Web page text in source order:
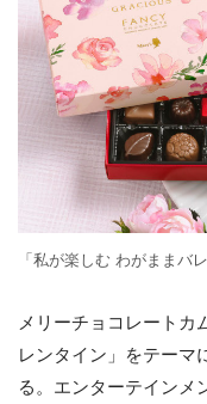
「私が楽しむ わがままバ
メリーチョコレートカ
レンタイン」をテーマ
る。エンターテインメ